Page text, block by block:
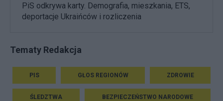
PiS odkrywa karty. Demografia, mieszkania, ETS,
deportacje Ukraińców i rozliczenia
Tematy Redakcja
PIS GŁOS REGIONÓW ZDROWIE
ŚLEDZTWA BEZPIECZEŃSTWO NARODOWE